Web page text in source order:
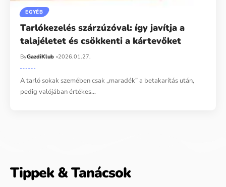
EGYÉB
Tarlókezelés szárzúzóval: így javítja a
talajéletet és csökkenti a kártevőket
ByGazdiKlub 2026.01.27.
A tarló sokak szemében csak „maradék” a betakarítás után,
pedig valójában értékes…
Tippek & Tanácsok